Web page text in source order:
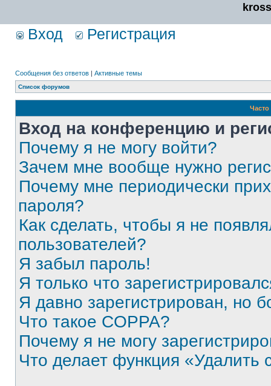
Вход Регистрация
Сообщения без ответов | Активные темы
Список форумов
Вход на конференцию и
Почему я не могу войти?
Зачем мне вообще нужно
Почему мне периодически
пароля?
Как сделать, чтобы я не
пользователей?
Я забыл пароль!
Я только что
Я давно зарегистрирован, но
Что такое COPPA?
Почему я не могу
Что делает функция «Удалить